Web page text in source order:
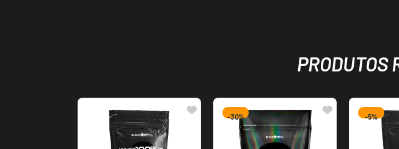
PRODUTOS
-30% -5%